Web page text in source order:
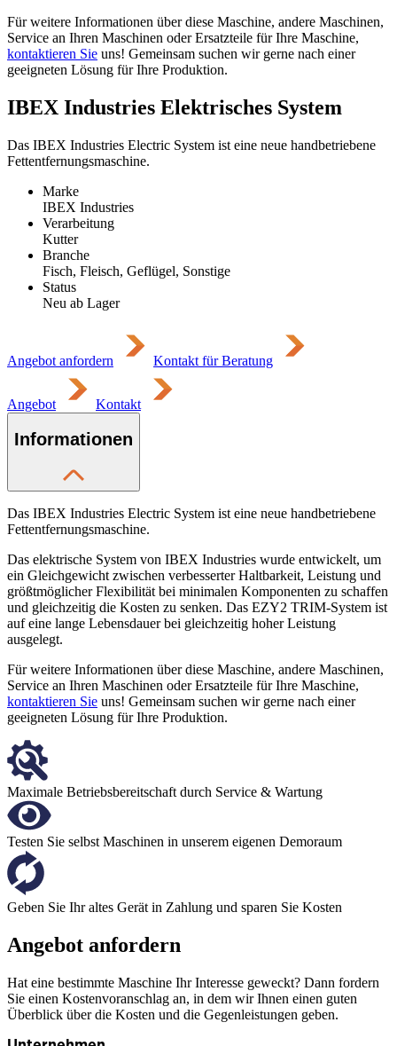
Für weitere Informationen über diese Maschine, andere Maschinen,
Service an Ihren Maschinen oder Ersatzteile für Ihre Maschine,
kontaktieren Sie uns! Gemeinsam suchen wir gerne nach einer
geeigneten Lösung für Ihre Produktion.
IBEX Industries Elektrisches System
Das IBEX Industries Electric System ist eine neue handbetriebene
Fettentfernungsmaschine.
Marke
IBEX Industries
Verarbeitung
Kutter
Branche
Fisch, Fleisch, Geflügel, Sonstige
Status
Neu ab Lager
Angebot anfordern Kontakt für Beratung
Angebot Kontakt
Informationen
Das IBEX Industries Electric System ist eine neue handbetriebene
Fettentfernungsmaschine.
Das elektrische System von IBEX Industries wurde entwickelt, um
ein Gleichgewicht zwischen verbesserter Haltbarkeit, Leistung und
größtmöglicher Flexibilität bei minimalen Komponenten zu schaffen
und gleichzeitig die Kosten zu senken. Das EZY2 TRIM-System ist
auf eine lange Lebensdauer bei gleichzeitig hoher Leistung
ausgelegt.
Für weitere Informationen über diese Maschine, andere Maschinen,
Service an Ihren Maschinen oder Ersatzteile für Ihre Maschine,
kontaktieren Sie uns! Gemeinsam suchen wir gerne nach einer
geeigneten Lösung für Ihre Produktion.
Maximale Betriebsbereitschaft durch Service & Wartung
Testen Sie selbst Maschinen in unserem eigenen Demoraum
Geben Sie Ihr altes Gerät in Zahlung und sparen Sie Kosten
Angebot anfordern
Hat eine bestimmte Maschine Ihr Interesse geweckt? Dann fordern
Sie einen Kostenvoranschlag an, in dem wir Ihnen einen guten
Überblick über die Kosten und die Gegenleistungen geben.